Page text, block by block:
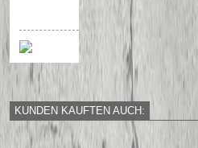
KUNDEN KAUFTEN AUCH: